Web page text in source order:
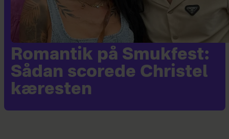
Romantik på Smukfest:
Sådan scorede Christel
kæresten